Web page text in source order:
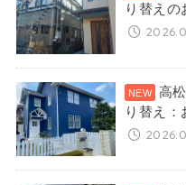
り替えの
高
り替え：